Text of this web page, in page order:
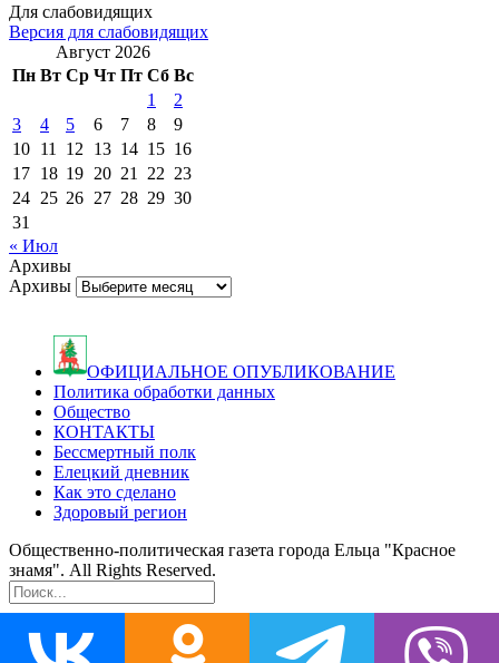
Для слабовидящих
Версия для слабовидящих
Август 2026
Пн Вт Ср Чт Пт Сб Вс
1
2
3
4 5 6 7 8
9
10 11 12 13 14 15 16
17 18 19 20 21 22 23
24 25 26 27 28 29 30
31
« Июл
Архивы
Архивы
ОФИЦИАЛЬНОЕ ОПУБЛИКОВАНИЕ
Политика обработки данных
Общество
КОНТАКТЫ
Бессмертный полк
Елецкий дневник
Как это сделано
Здоровый регион
Общественно-политическая газета города Ельца "Красное
знамя". All Rights Reserved.